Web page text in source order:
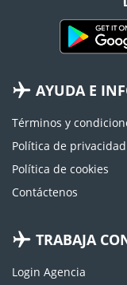
AYUDA E
Términos y
Política de privacidad
Política de cookies
Contáctenos
TRABAJA
Login Agencia